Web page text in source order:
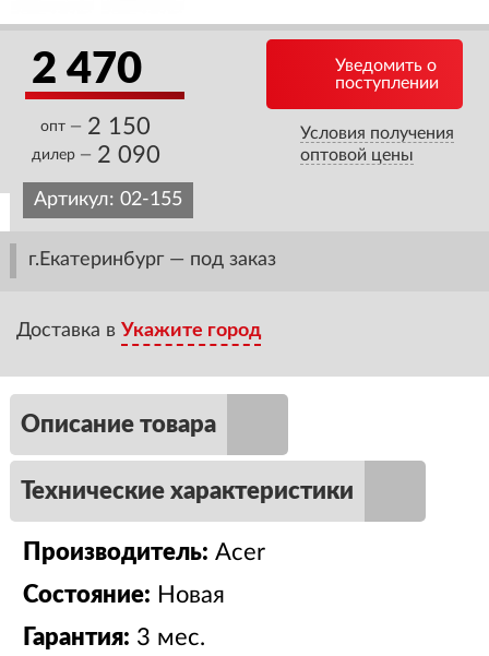
2 470
опт — 2 150
дилер — 2 090
Уведомить о
поступлении
Условия получения
оптовой цены
Артикул: 02-155
г.Екатеринбург — под заказ
Доставка в Укажите город
Описание товара
Технические характеристики
Производитель: Acer
Состояние: Новая
Гарантия: 3 мес.